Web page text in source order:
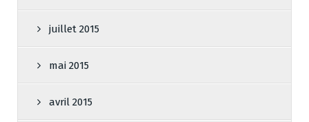
juillet 2015
mai 2015
avril 2015